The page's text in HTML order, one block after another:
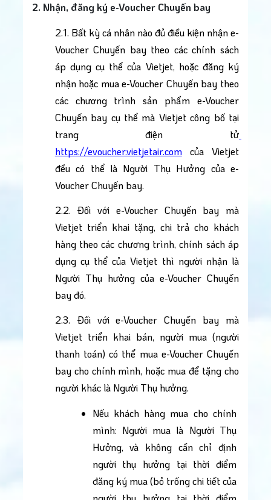
2. Nhận, đăng ký e-Voucher Chuyến bay
2.1. Bất kỳ cá nhân nào đủ điều kiện nhận e-
Voucher Chuyến bay theo các chính sách
áp dụng cụ thể của Vietjet, hoặc đăng ký
nhận hoặc mua e-Voucher Chuyến bay theo
các chương trình sản phẩm e-Voucher
Chuyến bay cụ thể mà Vietjet công bố tại
trang điện tử
https://evoucher.vietjetair.com của Vietjet
đều có thể là Người Thụ Hưởng của e-
Voucher Chuyến bay.
2.2. Đối với e-Voucher Chuyến bay mà
Vietjet triển khai tặng, chi trả cho khách
hàng theo các chương trình, chính sách áp
dụng cụ thể của Vietjet thì người nhận là
Người Thụ hưởng của e-Voucher Chuyến
bay đó.
2.3. Đối với e-Voucher Chuyến bay mà
Vietjet triển khai bán, người mua (người
thanh toán) có thể mua e-Voucher Chuyến
bay cho chính mình, hoặc mua để tặng cho
người khác là Người Thụ hưởng.
Nếu khách hàng mua cho chính
mình: Người mua là Người Thụ
Hưởng, và không cần chỉ định
người thụ hưởng tại thời điểm
đăng ký mua (bỏ trống chi tiết của